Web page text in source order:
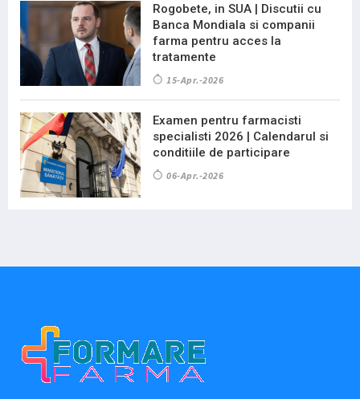
Rogobete, in SUA | Discutii cu
Banca Mondiala si companii
farma pentru acces la
tratamente
15-Apr.-2026
Examen pentru farmacisti
specialisti 2026 | Calendarul si
conditiile de participare
06-Apr.-2026